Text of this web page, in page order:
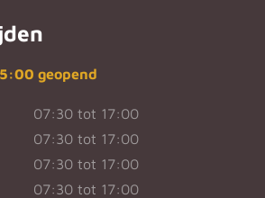
geopend
07:30 tot 17:00
07:30 tot 17:00
07:30 tot 17:00
07:30 tot 17:00